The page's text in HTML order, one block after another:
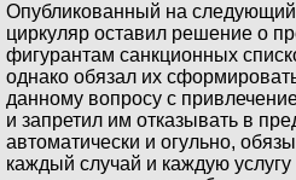
Опубликованный на
циркуляр оставил решение о
фигурантам санкционных
однако обязал их
данному вопросу с
и запретил им отказывать в
автоматически и огульно,
каждый случай и каждую услугу